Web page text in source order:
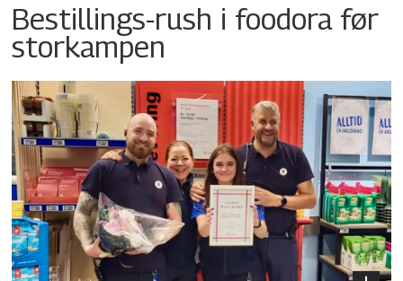
Bestillings-rush i foodora før
storkampen